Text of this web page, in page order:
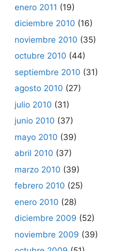
enero 2011 (19)
diciembre 2010 (16)
noviembre 2010 (35)
octubre 2010 (44)
septiembre 2010 (31)
agosto 2010 (27)
julio 2010 (31)
junio 2010 (37)
mayo 2010 (39)
abril 2010 (37)
marzo 2010 (39)
febrero 2010 (25)
enero 2010 (28)
diciembre 2009 (52)
noviembre 2009 (39)